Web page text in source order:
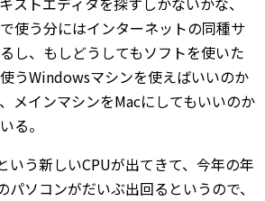
使う分にはインターネットの同種サ
し、もしどうしてもソフトを使いた
うWindowsマシンを使えばいいのか
メインマシンをMacにしてもいいのか
る。
いう新しいCPUが出てきて、今年の年
ソコンがだいぶ出回るというので、